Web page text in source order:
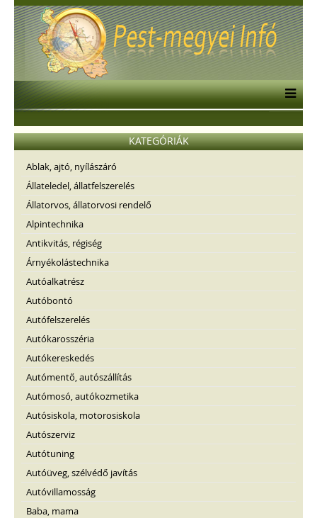
KATEGÓRIÁK
Ablak, ajtó, nyílászáró
Állateledel, állatfelszerelés
Állatorvos, állatorvosi rendelő
Alpintechnika
Antikvitás, régiség
Árnyékolástechnika
Autóalkatrész
Autóbontó
Autófelszerelés
Autókarosszéria
Autókereskedés
Autómentő, autószállítás
Autómosó, autókozmetika
Autósiskola, motorosiskola
Autószerviz
Autótuning
Autóüveg, szélvédő javítás
Autóvillamosság
Baba, mama